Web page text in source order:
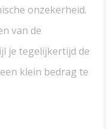
onzekerheid.
van de
je tegelijkertijd de
klein bedrag te